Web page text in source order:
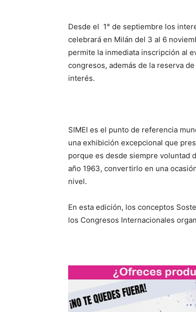
Desde el 1° de septiembre los
celebrará en Milán del 3 al 6
permite la inmediata inscripción al
congresos, además de la reserva
interés.
SIMEI es el punto de referencia
una exhibición excepcional que
porque es desde siempre voluntad
año 1963, convertirlo en una
nivel.
En esta edición, los conceptos
los Congresos Internacionales